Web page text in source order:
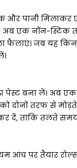
और पानी
अब एक नॉन-
फैलाएं। जब यह
पेस्ट बना लें।
दोनों तरफ से
दें, ताकि तलते
आंच पर तैयार